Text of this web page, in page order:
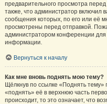
предварительного просмотра
также, что администратор включил
сообщения которых, по его или её
просмотрены перед отправкой.
администратором конференции
информации.
Вернуться к началу
Как мне вновь поднять мою тему?
Щёлкнув по ссылке «Поднять
«поднять» её в верхнюю часть
происходит, то это означает, что